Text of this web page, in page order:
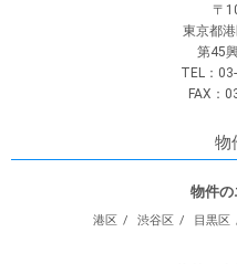
〒
東京都港
第45
TEL：
FAX：
物
物件の
港区 渋谷区 目黒区